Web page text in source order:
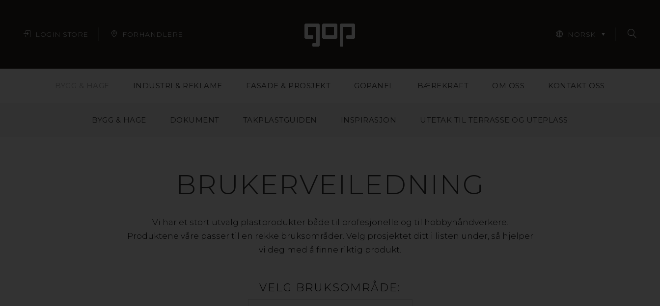
LOGIN STORE FORHANDLERE NORSK
INDUSTRI & REKLAME FASADE & PROSJEKT GOPANEL BÆREKRAFT OM OSS KONTAKT OSS
BYGG & HAGE DOKUMENT TAKPLASTGUIDEN INSPIRASJON UTETAK TIL TERRASSE OG UTEPLASS
BRUKERVEILEDNING
Vi har et stort utvalg plastprodukter både til profesjonelle og til hobbyhåndverkere.
Produktene våre passer til en rekke bruksområder. Velg prosjektet ditt i listen under, så hjelper
vi deg med å finne riktig produkt.
VELG BRUKSOMRÅDE: